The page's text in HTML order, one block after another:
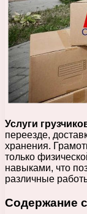
Услуги
переезде,
хранения.
только
навыками, что
различные
Содержание